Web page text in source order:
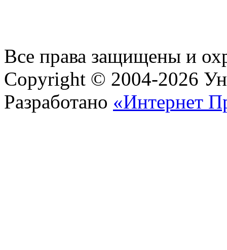
Все права защищены и
Copyright © 2004-2026
Разработано «Интернет